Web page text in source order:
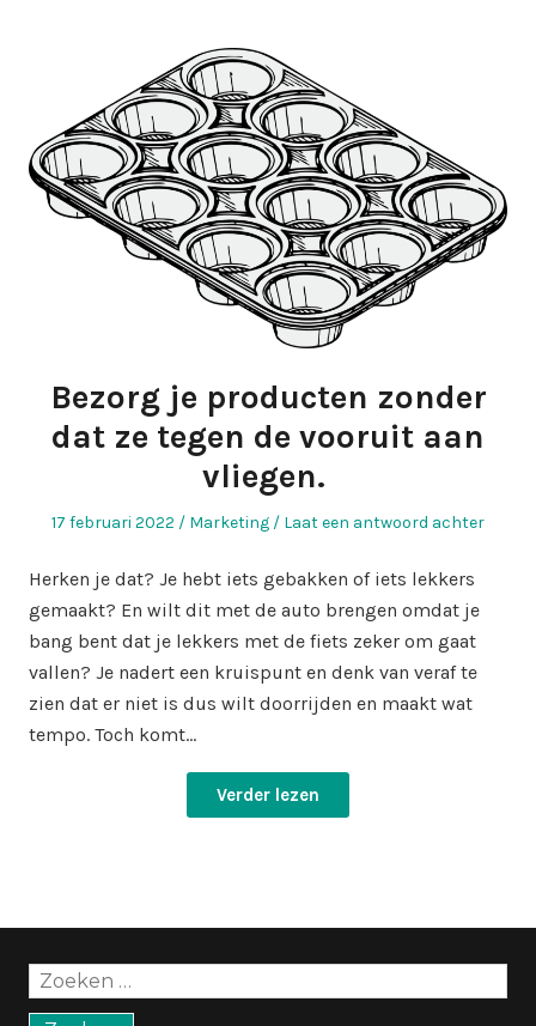
Bezorg je producten zonder
dat ze tegen de vooruit aan
vliegen.
Geplaatst
17 februari 2022
Geplaatst
Marketing Laat een antwoord achter
Herken je dat? Je hebt iets gebakken of iets lekkers
gemaakt? En wilt dit met de auto brengen omdat je
bang bent dat je lekkers met de fiets zeker om gaat
vallen? Je nadert een kruispunt en denk van veraf te
zien dat er niet is dus wilt doorrijden en maakt wat
tempo. Toch komt…
Verder lezen
Zoeken
naar: